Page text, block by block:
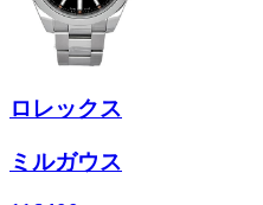
ロレックス
ミルガウス